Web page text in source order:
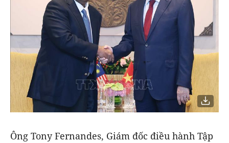
Ông Tony Fernandes, Giám đốc điều hành Tập